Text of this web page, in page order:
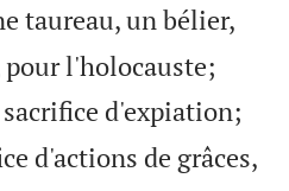
taureau, un bélier,
pour l'holocauste;
d'expiation;
d'actions de grâces,